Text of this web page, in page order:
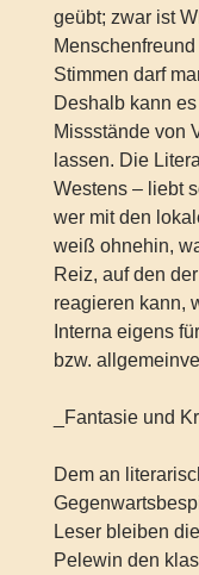
geübt; zwar ist
Stimmen darf
Deshalb kann
Missstände von
lassen. Die
Westens – liebt
wer mit den
weiß ohnehin,
Reiz, auf den
reagieren kann,
Interna eigens
bzw.
_Fantasie und
Dem an
Leser bleiben
Pelewin den